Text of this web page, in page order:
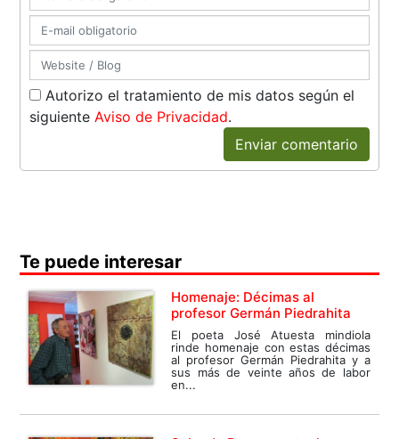
Autorizo el tratamiento de mis datos según el
siguiente Aviso de Privacidad.
Enviar comentario
Te puede interesar
Homenaje: Décimas al
profesor Germán Piedrahita
El poeta José Atuesta mindiola
rinde homenaje con estas décimas
al profesor Germán Piedrahita y a
sus más de veinte años de labor
en...